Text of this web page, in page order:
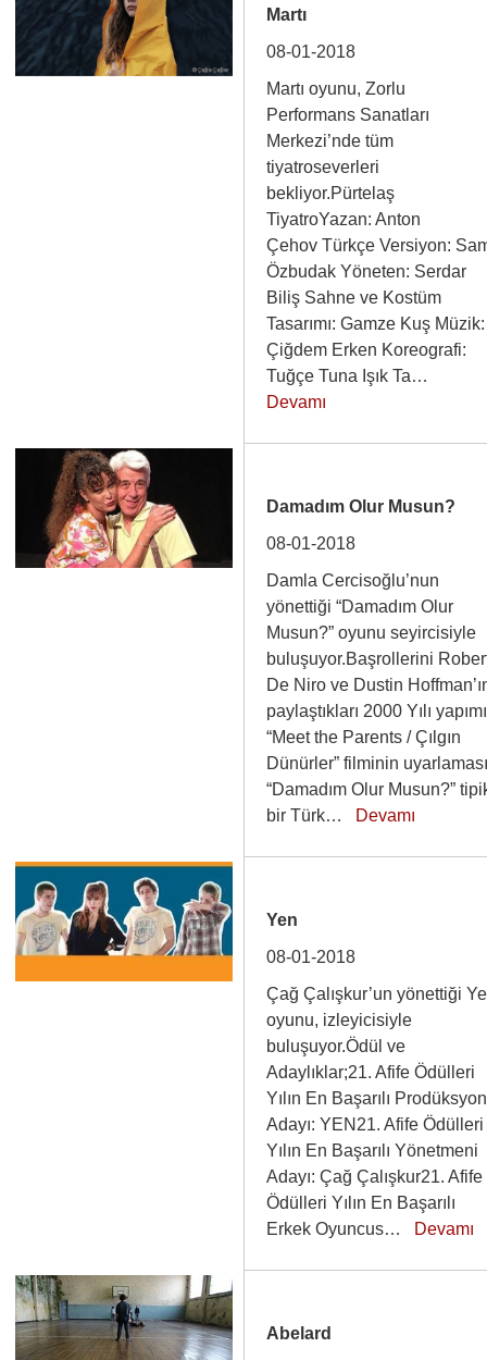
Martı
08-01-2018
Martı oyunu, Zorlu
Performans Sanatları
Merkezi’nde tüm
tiyatroseverleri
bekliyor.Pürtelaş
TiyatroYazan: Anton
Çehov Türkçe Versiyon:
Özbudak Yöneten: Serdar
Biliş Sahne ve Kostüm
Tasarımı: Gamze Kuş Müzik:
Çiğdem Erken Koreografi:
Tuğçe Tuna Işık Ta…
Devamı
Damadım Olur Musun?
08-01-2018
Damla Cercisoğlu’nun
yönettiği “Damadım Olur
Musun?” oyunu seyircisiyle
buluşuyor.Başrollerini
De Niro ve Dustin
paylaştıkları 2000 Yılı yapımı
“Meet the Parents / Çılgın
Dünürler” filminin
“Damadım Olur Musun?”
bir Türk… Devamı
Yen
08-01-2018
Çağ Çalışkur’un yönettiği
oyunu, izleyicisiyle
buluşuyor.Ödül ve
Adaylıklar;21. Afife Ödülleri
Yılın En Başarılı
Adayı: YEN21. Afife Ödülleri
Yılın En Başarılı Yönetmeni
Adayı: Çağ Çalışkur21. Afife
Ödülleri Yılın En Başarılı
Erkek Oyuncus… Devamı
Abelard